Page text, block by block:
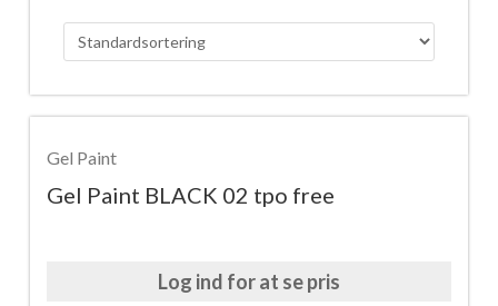
Gel Paint
Gel Paint BLACK 02 tpo free
Log ind for at se pris